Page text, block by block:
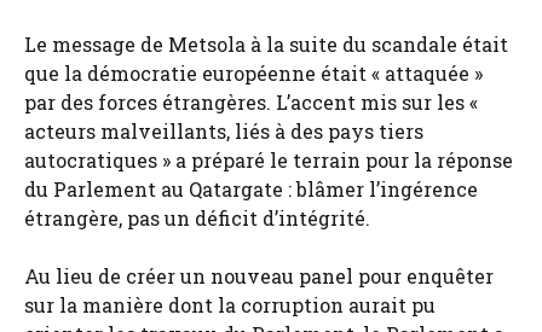
Le message de Metsola à la suite du scandale était
que la démocratie européenne était « attaquée »
par des forces étrangères. L’accent mis sur les «
acteurs malveillants, liés à des pays tiers
autocratiques » a préparé le terrain pour la réponse
du Parlement au Qatargate : blâmer l’ingérence
étrangère, pas un déficit d’intégrité.
Au lieu de créer un nouveau panel pour enquêter
sur la manière dont la corruption aurait pu